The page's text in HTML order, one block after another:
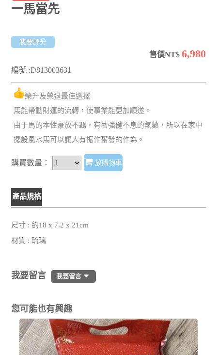
一馬當先
我要評分
售價NT$ 6,980
編號 :D813003631
榮升及榮退最佳選擇
馬能帶動財運的流轉，使事業能更加順遂。
由于馬的本性豪放不羈，有著強健不息的氣數，所以在家中
擺設風水馬可以讓人有振作奮發的作為。
購買數量： 放購物車
產品規格
尺寸 : 約18 x 7.2 x 21cm
材質 : 琉璃
我要留言 我要留言
您可能也有興趣